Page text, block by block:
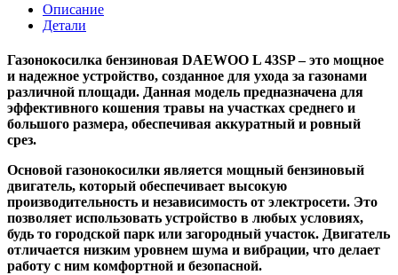
Описание
Детали
Газонокосилка бензиновая DAEWOO L 43SP – это мощное
и надежное устройство, созданное для ухода за газонами
различной площади. Данная модель предназначена для
эффективного кошения травы на участках среднего и
большого размера, обеспечивая аккуратный и ровный
срез.
Основой газонокосилки является мощный бензиновый
двигатель, который обеспечивает высокую
производительность и независимость от электросети. Это
позволяет использовать устройство в любых условиях,
будь то городской парк или загородный участок. Двигатель
отличается низким уровнем шума и вибрации, что делает
работу с ним комфортной и безопасной.